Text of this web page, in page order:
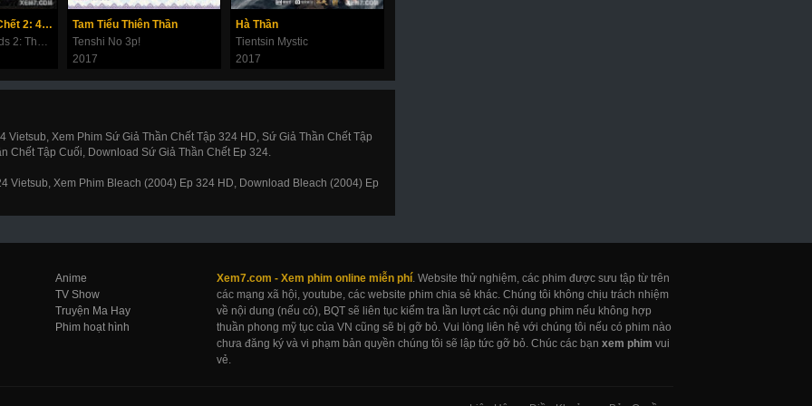
Thử Thách Thần Chết 2: 49 Ngày Cuối Cùng
Along With the Gods 2: The Last 49 Days
Tam Tiểu Thiên Thần
Tenshi No 3p!
2017
Hà Thần
Tientsin Mystic
2017
Vietsub, Xem Phim Sứ Giả Thần Chết Tập 324 HD, Sứ Giả Thần Chết Tập
Chết Tập Cuối, Download Sứ Giả Thần Chết Ep 324.
Vietsub, Xem Phim Bleach (2004) Ep 324 HD, Download Bleach (2004) Ep
Anime
TV Show
Truyện Ma Hay
Phim hoạt hình
Xem7.com - Xem phim online miễn phí. Website thử nghiệm, các phim được sưu tập từ trên
các mạng xã hội, youtube, các website phim chia sẻ khác. Chúng tôi không chịu trách nhiệm
về nội dung (nếu có), BQT sẽ liên tục kiểm tra lần lượt các nội dung phim nếu không hợp
thuần phong mỹ tục của VN cũng sẽ bị gỡ bỏ. Vui lòng liên hệ với chúng tôi nếu có phim nào
chưa đăng ký và vi phạm bản quyền chúng tôi sẽ lập tức gỡ bỏ. Chúc các bạn xem phim vui
vẻ.